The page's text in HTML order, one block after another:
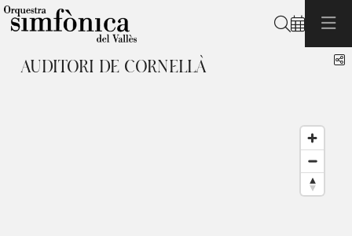
Search
AUDITORI DE CORNELLÀ